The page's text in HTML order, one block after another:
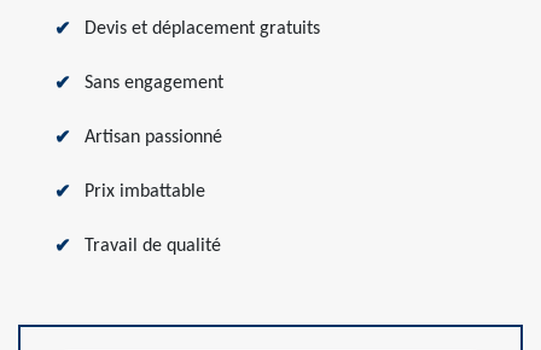
Devis et déplacement gratuits
Sans engagement
Artisan passionné
Prix imbattable
Travail de qualité